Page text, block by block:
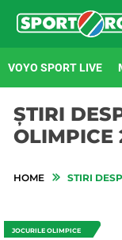
VOYO SPORT LIVE
ȘTIRI
OLIMPICE
HOME STIRI
JOCURILE OLIMPICE